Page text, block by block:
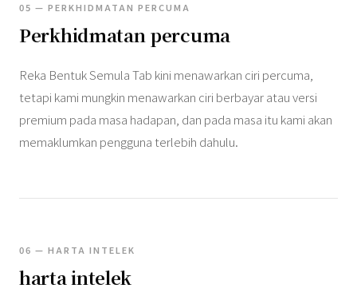
05 — PERKHIDMATAN PERCUMA
Perkhidmatan percuma
Reka Bentuk Semula Tab kini menawarkan ciri percuma,
tetapi kami mungkin menawarkan ciri berbayar atau versi
premium pada masa hadapan, dan pada masa itu kami akan
memaklumkan pengguna terlebih dahulu.
06 — HARTA INTELEK
harta intelek